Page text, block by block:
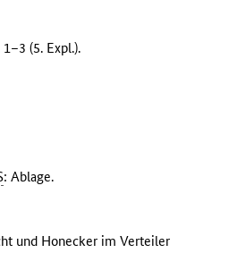
(5. Expl.).
: Ablage.
und Honecker im Verteiler